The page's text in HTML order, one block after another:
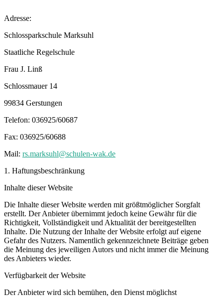
Adresse:
Schlossparkschule Marksuhl
Staatliche Regelschule
Frau J. Linß
Schlossmauer 14
99834 Gerstungen
Telefon: 036925/60687
Fax: 036925/60688
Mail: rs.marksuhl@schulen-wak.de
1. Haftungsbeschränkung
Inhalte dieser Website
Die Inhalte dieser Website werden mit größtmöglicher Sorgfalt
erstellt. Der Anbieter übernimmt jedoch keine Gewähr für die
Richtigkeit, Vollständigkeit und Aktualität der bereitgestellten
Inhalte. Die Nutzung der Inhalte der Website erfolgt auf eigene
Gefahr des Nutzers. Namentlich gekennzeichnete Beiträge geben
die Meinung des jeweiligen Autors und nicht immer die Meinung
des Anbieters wieder.
Verfügbarkeit der Website
Der Anbieter wird sich bemühen, den Dienst möglichst